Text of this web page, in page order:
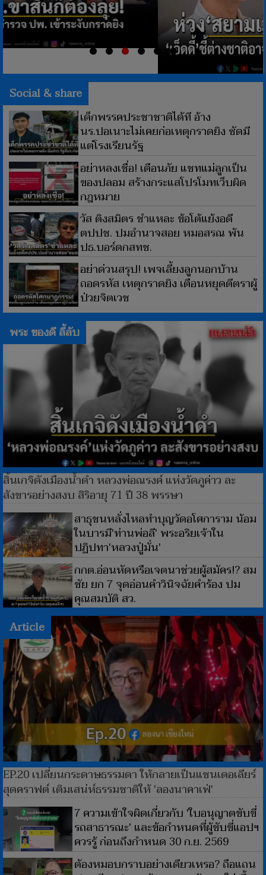
Social & share
เด็กพรรคประชาชาติได้ที อ้าง
นร.ปอเนาะไม่เคยก่อเหตุกราดยิง ซัดมี
แต่โรงเรียนรัฐ
อย่าหลงเชื่อ! เตือนภัย แชทแม่ลูกเป็น
ของปลอม สร้างกระแสโปรโมทเว็บผิด
กฎหมาย
วัส ติงสมิตร ชำแหละ ข้อโต้แย้งอดี
ตปปช. ปมอำนาจสอย หมอสรณ พ้น
ปธ.บอร์ดกสทช.
อย่าด่วนสรุป! เพจเลี้ยงลูกนอกบ้าน
ถอดรหัส เหตุกราดยิง เตือนหยุดตีตราผู้
ป่วยจิตเวช
พระ ของดี ลี้ลับ
สิ้นเกจิดังเมืองน้ำดำ หลวงพ่อณรงค์ แห่งวัดภูค่าว ละ
สังขารอย่างสงบ สิริอายุ 71 ปี 38 พรรษา
สาธุชนหลั่งไหลทำบุญวัดอโศการาม น้อม
ในบารมี'ท่านพ่อลี' พระอริยเจ้าใน
ปฏิปทา'หลวงปู่มั่น'
กกต.อ่อนหัดหรือเจตนาช่วยผู้สมัคร!? สม
ชัย ยก 7 จุดอ่อนคำวินิจฉัยคำร้อง ปม
คุณสมบัติ สว.
Article
EP.20 เปลี่ยนกระดาษธรรมดา ให้กลายเป็นแชนเดอเลียร์
สุดคราฟต์ เติมเสน่ห์ธรรมชาติให้ 'ลองนาคาเฟ่'
7 ความเข้าใจผิดเกี่ยวกับ 'ใบอนุญาตขับขี่
รถสาธารณะ' และข้อกำหนดที่ผู้ขับขี่แอปฯ
ควรรู้ ก่อนถึงกำหนด 30 ก.ย. 2569
ต้องหมอบกราบอย่างเดียวเหรอ? ถือแถน